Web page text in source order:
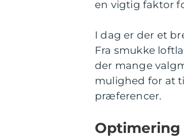
en vigtig faktor
I dag er der et
Fra smukke
der mange
mulighed for at
præferencer.